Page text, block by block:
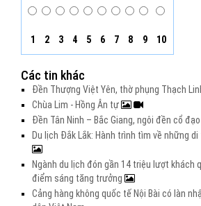
1 2 3 4 5 6 7 8 9 10
Các tin khác
Đền Thượng Việt Yên, thờ phụng Thạch
Chùa Lim - Hồng Ân tự
Đền Tân Ninh – Bắc Giang, ngôi đền cổ
Du lịch Đắk Lắk: Hành trình tìm về những
Ngành du lịch đón gần 14 triệu lượt khách
điểm sáng tăng trưởng
Cảng hàng không quốc tế Nội Bài có làn